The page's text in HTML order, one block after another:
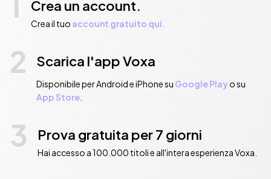
Crea un account.
Crea il tuo account gratuito qui.
2 Scarica l'app Voxa
Disponibile per Android e iPhone su Google Playo su
App Store.
3 Prova gratuita per 7 giorni
Hai accesso a 100.000 titoli e all'intera esperienza Voxa.